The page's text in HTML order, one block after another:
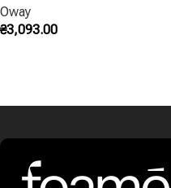
Oway
₴3,093.00